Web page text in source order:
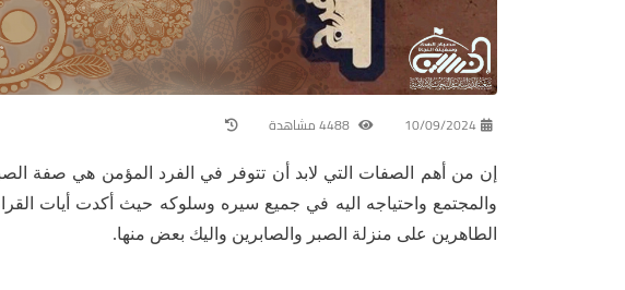
10/09/2024
إن من أهم الصفات التي لابد أن تتوفر في الفرد المؤمن هي صفة
والمجتمع واحتياجه اليه في جميع سيره وسلوكه حيث أكدت أيات
الطاهرين على منزلة الصبر والصابرين واليك بعض منها.